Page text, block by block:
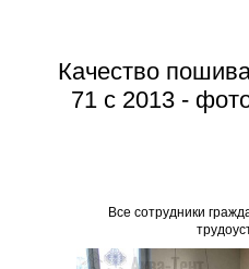
Качество
71 с 2013 -
Все сотрудники